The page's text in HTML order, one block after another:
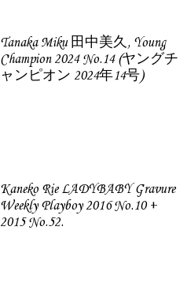
Tanaka Miku 田中美久, Young
Champion 2024 No.14 (ヤングチ
ャンピオン 2024年14号)
Kaneko Rie LADYBABY Gravure
Weekly Playboy 2016 No.10 +
2015 No.52.